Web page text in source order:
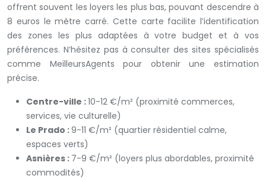
offrent souvent les loyers les plus bas, pouvant descendre à
8 euros le mètre carré. Cette carte facilite l’identification
des zones les plus adaptées à votre budget et à vos
préférences. N’hésitez pas à consulter des sites spécialisés
comme MeilleursAgents pour obtenir une estimation
précise.
Centre-ville :10-12 €/m² (proximité commerces,
services, vie culturelle)
Le Prado :9-11 €/m² (quartier résidentiel calme,
espaces verts)
Asnières : 7-9 €/m² (loyers plus abordables, proximité
commodités)